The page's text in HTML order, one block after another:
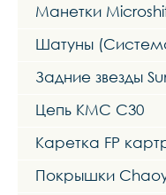
Манетки
Шатуны
Задние звезды
Цепь KMC C30
Каретка FP
Покрышки